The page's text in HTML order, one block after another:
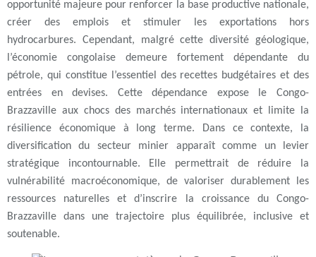
opportunité majeure pour renforcer la base productive nationale,
créer des emplois et stimuler les exportations hors
hydrocarbures. Cependant, malgré cette diversité géologique,
l’économie congolaise demeure fortement dépendante du
pétrole, qui constitue l’essentiel des recettes budgétaires et des
entrées en devises. Cette dépendance expose le Congo-
Brazzaville aux chocs des marchés internationaux et limite la
résilience économique à long terme. Dans ce contexte, la
diversification du secteur minier apparaît comme un levier
stratégique incontournable. Elle permettrait de réduire la
vulnérabilité macroéconomique, de valoriser durablement les
ressources naturelles et d’inscrire la croissance du Congo-
Brazzaville dans une trajectoire plus équilibrée, inclusive et
soutenable.